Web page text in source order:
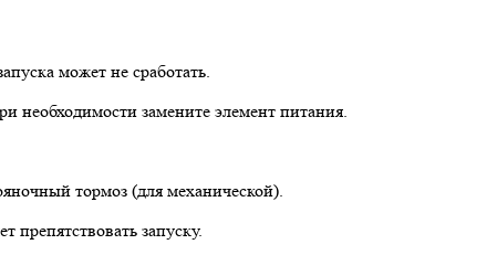
может не сработать.
необходимости замените элемент питания.
тормоз (для механической).
препятствовать запуску.